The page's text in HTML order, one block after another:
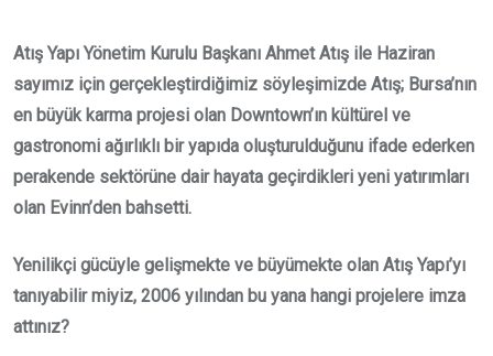
Atış Yapı Yönetim Kurulu Başkanı Ahmet Atış ile Haziran
sayımız için gerçekleştirdiğimiz söyleşimizde Atış; Bursa’nın
en büyük karma projesi olan Downtown’ın kültürel ve
gastronomi ağırlıklı bir yapıda oluşturulduğunu ifade ederken
perakende sektörüne dair hayata geçirdikleri yeni yatırımları
olan Evinn’den bahsetti.
Yenilikçi gücüyle gelişmekte ve büyümekte olan Atış Yapı’yı
tanıyabilir miyiz, 2006 yılından bu yana hangi projelere imza
attınız?